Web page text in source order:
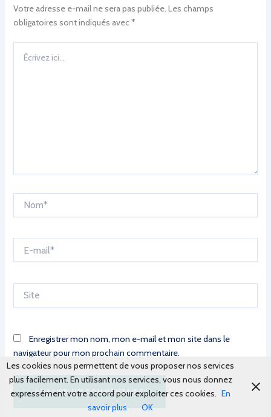
Votre adresse e-mail ne sera pas publiée. Les champs
obligatoires sont indiqués avec *
ici…
mail*
Enregistrer mon nom, mon e-mail et mon site dans le
navigateur pour mon prochain commentaire.
Les cookies nous permettent de vous proposer nos services
plus facilement. En utilisant nos services, vous nous donnez
expressément votre accord pour exploiter ces cookies. En
savoir plus
OK